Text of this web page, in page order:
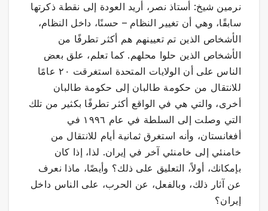
نرمين شيخ: أستاذ نصر، أريد العودة إلى نقطة ذكرتها
سابقًا، وهي أن تغيير النظام – حسنًا، داخل النظام،
الأشخاص الذين تم تعيينهم هم أكثر تطرفًا من
الأشخاص الذين حلوا محلهم. كما تعلم، علق بعض
الناس على أن الولايات المتحدة استغرقت ٢٠ عامًا
للانتقال من حكومة طالبان إلى حكومة طالبان
أخرى، والتي هي في الواقع أكثر تطرفًا بكثير من تلك
التي وصلت إلى السلطة في عام ١٩٩٦ في
أفغانستان، وأنه استغرق ثمانية أيام للانتقال من
خامنئي إلى خامنئي آخر في إيران. لذا، إذا كان
بإمكانك، أولاً، التعليق على ذلك؟ وأيضًا، ماذا نعرف
عن آثار ذلك، وبالفعل، عن الحرب، على الناس داخل
إيران؟